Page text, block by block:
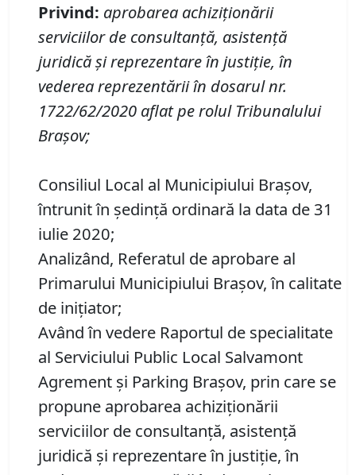
Privind: aprobarea achiziţionării
serviciilor de consultanţă, asistenţă
juridică şi reprezentare în justiţie, în
vederea reprezentării în dosarul nr.
1722/62/2020 aflat pe rolul Tribunalului
Braşov;
Consiliul Local al Municipiului Brașov,
întrunit în ședință ordinară la data de 31
iulie 2020;
Analizând, Referatul de aprobare al
Primarului Municipiului Braşov, în calitate
de iniţiator;
Având în vedere Raportul de specialitate
al Serviciului Public Local Salvamont
Agrement şi Parking Braşov, prin care se
propune aprobarea achiziţionării
serviciilor de consultanţă, asistenţă
juridică şi reprezentare în justiţie, în